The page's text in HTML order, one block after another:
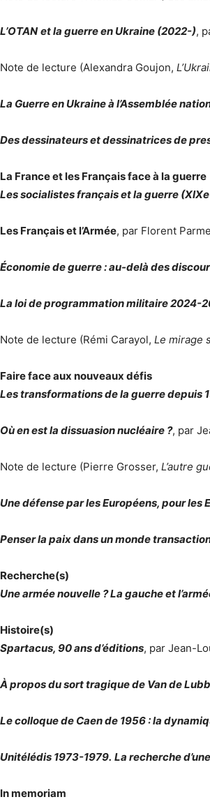
L’OTAN et la guerre en Ukraine (2022-),
Note de lecture (Alexandra Goujon,
La Guerre en Ukraine à l’Assemblée
Des dessinateurs et dessinatrices de
La France et les Français face à la guerre
Les socialistes français et la guerre
Les Français et l’Armée, par Florent
Économie de guerre : au-delà des
La loi de programmation militaire 2024-
Note de lecture (Rémi Carayol, Le mirage
Faire face aux nouveaux défis
Les transformations de la guerre depuis
Où en est la dissuasion nucléaire ?, par
Note de lecture (Pierre Grosser, L’autre
Une défense par les Européens, pour les
Penser la paix dans un monde
Recherche(s)
Une armée nouvelle ? La gauche et
Histoire(s)
Spartacus, 90 ans d’éditions, par Jean-
À propos du sort tragique de Van de
Le colloque de Caen de 1956 : la
Unitélédis 1973-1979. La recherche
In memoriam